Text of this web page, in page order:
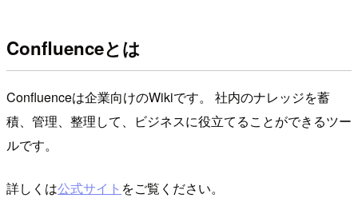
Confluenceとは
Confluenceは企業向けのWikiです。 社内のナレッジを蓄
積、管理、整理して、ビジネスに役立てることができるツー
ルです。
詳しくは公式サイト をご覧ください。